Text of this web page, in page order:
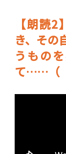
【朗読
き、その
うもの
て……（